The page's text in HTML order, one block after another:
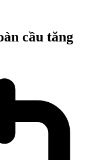
cầu tăng